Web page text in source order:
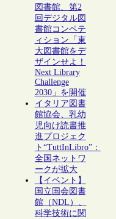
図書館、第2
回デジタル図
書館コンペテ
ィション「東
大図書館をデ
ザインせよ！
Next Library
Challenge
2030」を開催
イタリア図書
館協会、乳幼
児向け読書推
進プロジェク
ト“TuttInLibro”：
全国ネットワ
ークが拡大
【イベント】
国立国会図書
館（NDL）、
科学技術に関